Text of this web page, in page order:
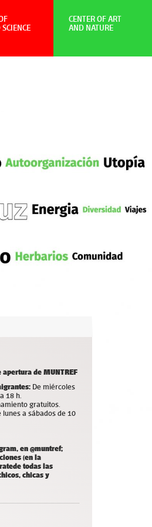
de MUNTREF
De miércoles
18 h.
gratuitos.
lunes a sábados de 10
en @muntref;
(en la
de todas las
chicas y
CENTER OF ART
AND NATURE